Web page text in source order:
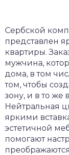
Сербской
представлен
квартиры.
мужчина,
дома, в том
том, чтобы
зону, и в то же
Нейтральная
яркими
эстетичной
помогают